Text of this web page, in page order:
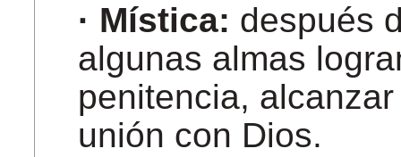
· Mística: después
algunas almas
penitencia,
unión con Dios.